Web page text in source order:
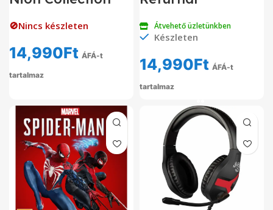
🚫Nincs készleten
14,990Ft ÁFÁ-t
tartalmaz
Átvehető üzletünkben
Készleten
14,990Ft ÁFÁ-t
tartalmaz